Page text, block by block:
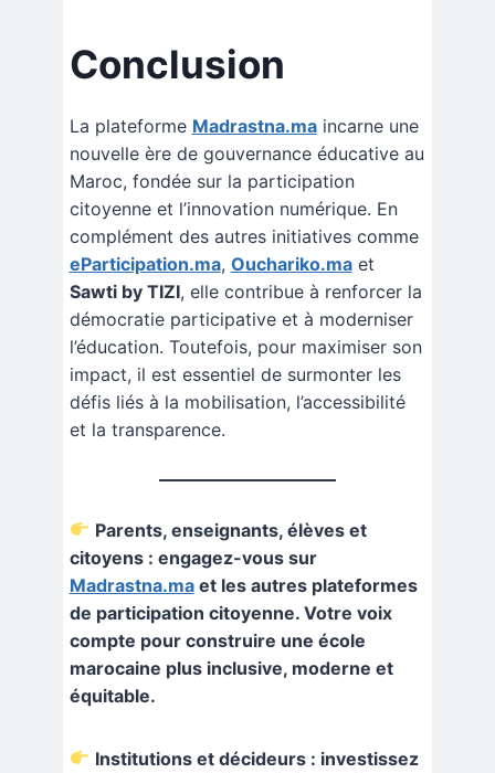
Conclusion
La plateforme Madrastna.maincarne une
nouvelle ère de gouvernance éducative au
Maroc, fondée sur la participation
citoyenne et l’innovation numérique. En
complément des autres initiatives comme
eParticipation.ma, Ouchariko.maet
Sawti by TIZI, elle contribue à renforcer la
démocratie participative et à moderniser
l’éducation. Toutefois, pour maximiser son
impact, il est essentiel de surmonter les
défis liés à la mobilisation, l’accessibilité
et la transparence.
Parents, enseignants, élèves et
citoyens : engagez-vous sur
Madrastna.maet les autres plateformes
de participation citoyenne. Votre voix
compte pour construire une école
marocaine plus inclusive, moderne et
équitable.
Institutions et décideurs : investissez